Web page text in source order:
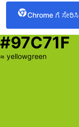
Chrome ಗೆ ಸೇರಿಸಿ
#97C71F
≈ yellowgreen